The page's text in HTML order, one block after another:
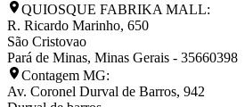
QUIOSQUE FABRIKA MALL:
R. Ricardo Marinho, 650
São Cristovao
Pará de Minas, Minas Gerais - 35660398
Contagem MG:
Av. Coronel Durval de Barros, 942